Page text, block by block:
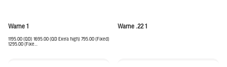
Warne 1
1195.00 (QD) 1695.00 (QD Extra high) 795.00 (Fixed)
1295.00 (Fixe...
Warne .22 1